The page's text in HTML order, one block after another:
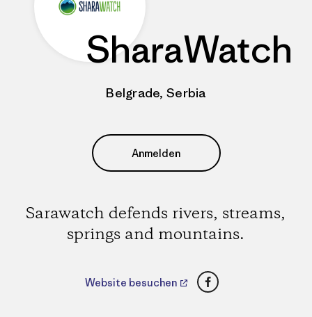
SharaWatch
Belgrade, Serbia
Anmelden
Sarawatch defends rivers, streams,
springs and mountains.
Website besuchen Facebook